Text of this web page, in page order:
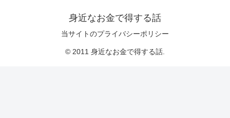
身近なお金で得する話
当サイトのプライバシーポリシー
© 2011 身近なお金で得する話.